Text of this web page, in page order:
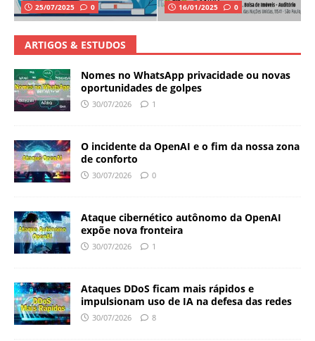
25/07/2025 0 16/01/2025 0
ARTIGOS & ESTUDOS
Nomes no WhatsApp privacidade ou novas
oportunidades de golpes
30/07/2026 1
O incidente da OpenAI e o fim da nossa zona
de conforto
30/07/2026 0
Ataque cibernético autônomo da OpenAI
expõe nova fronteira
30/07/2026 1
Ataques DDoS ficam mais rápidos e
impulsionam uso de IA na defesa das redes
30/07/2026 8